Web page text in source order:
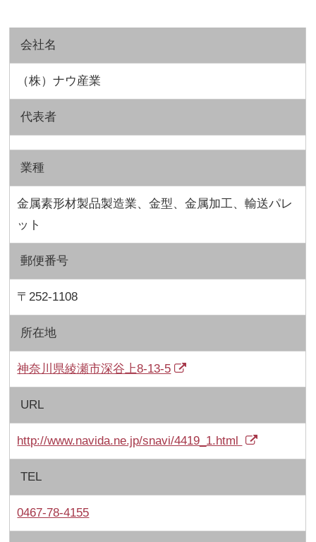
会社名
（株）ナウ産業
代表者
業種
金属素形材製品製造業、金型、金属加工、輸送パレ
ット
郵便番号
〒252-1108
所在地
神奈川県綾瀬市深谷上8-13-5
URL
http://www.navida.ne.jp/snavi/4419_1.html
TEL
0467-78-4155